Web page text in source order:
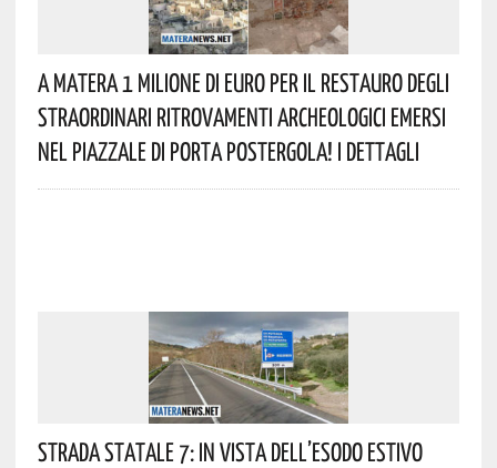
A Matera 1 Milione Di Euro Per Il Restauro Degli
Straordinari Ritrovamenti Archeologici Emersi
Nel Piazzale Di Porta Postergola! I Dettagli
Strada Statale 7: In Vista Dell’esodo Estivo